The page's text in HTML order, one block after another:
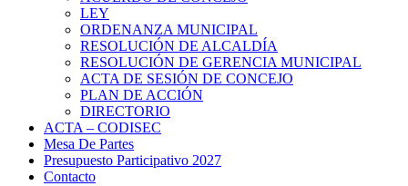
LEY
ORDENANZA MUNICIPAL
RESOLUCIÓN DE ALCALDÍA
RESOLUCIÓN DE GERENCIA MUNICIPAL
ACTA DE SESIÓN DE CONCEJO
PLAN DE ACCIÓN
DIRECTORIO
ACTA – CODISEC
Mesa De Partes
Presupuesto Participativo 2027
Contacto